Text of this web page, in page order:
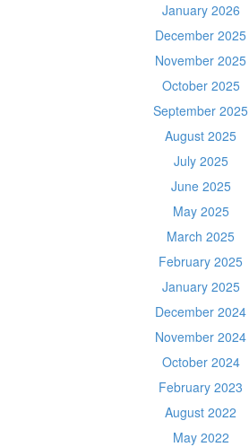
January 2026
December 2025
November 2025
October 2025
September 2025
August 2025
July 2025
June 2025
May 2025
March 2025
February 2025
January 2025
December 2024
November 2024
October 2024
February 2023
August 2022
May 2022